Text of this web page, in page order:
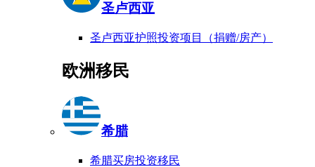
圣卢西亚
圣卢西亚护照投资项目（捐赠/房产）
欧洲移民
希腊
希腊买房投资移民